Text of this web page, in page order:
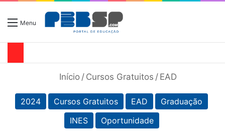
Menu
Início / Cursos Gratuitos / EAD
2024 Cursos Gratuitos EAD
Graduação
INES
Oportunidade